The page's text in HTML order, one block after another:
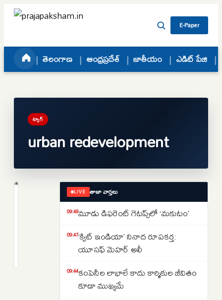
Skip to content
E-Paper
తెలంగాణ ఆంధ్రప్రదేశ్ జాతీయం ఎడిట్ పేజి
ట్యాగ్
urban redevelopment
LIVE తాజా వార్తలు
09:49మూడు డిఫరెంట్‌ గెటప్స్‌లో ‘మకుటం’
09:47‘క్విట్‌ ఇండియా’ నినాద రూపకర్త:
యూసఫ్‌ మెహర్‌ అలీ
09:44కంపెనీల లాభాలే కాదు కార్మికుల జీవితం
కూడా ముఖ్యమే